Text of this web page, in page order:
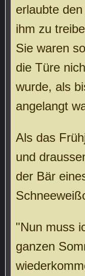
erlaubte
ihm zu
Sie waren
die Türe
wurde, als
angelangt
Als das
und
der Bär
"Nun muss
ganzen